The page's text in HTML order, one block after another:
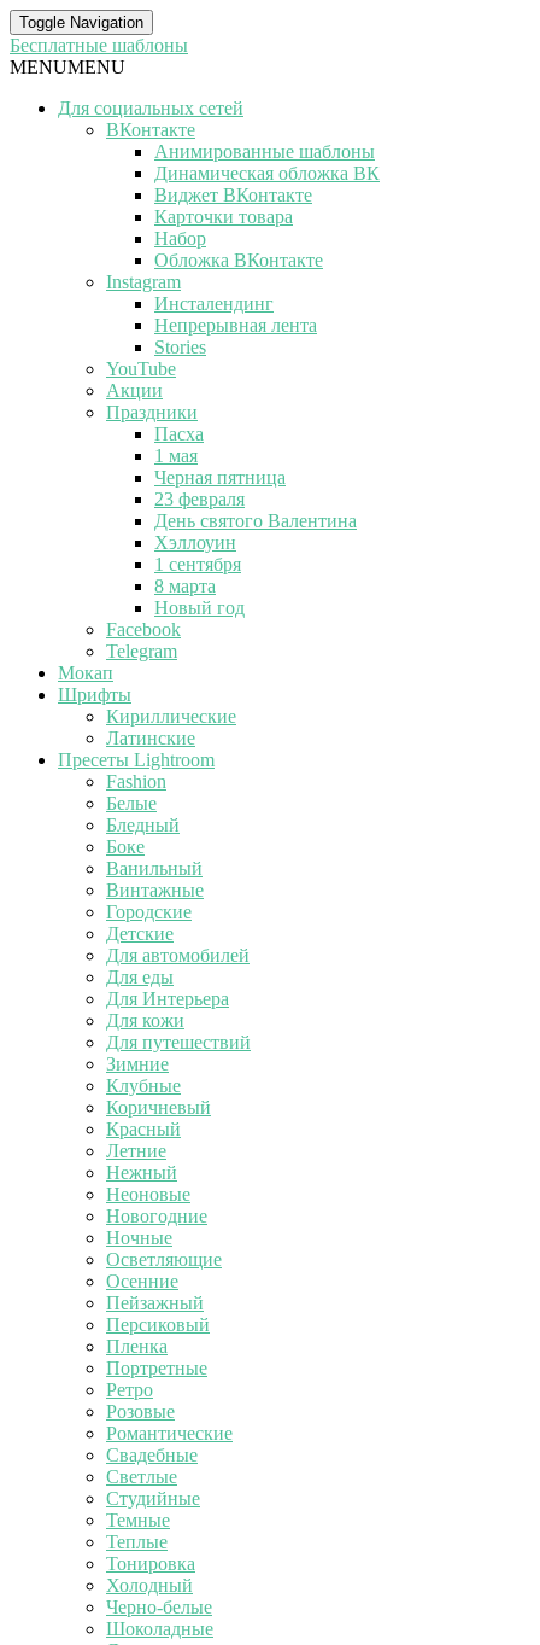
Toggle Navigation
Бесплатные шаблоны
MENUMENU
Для социальных сетей
ВКонтакте
Анимированные шаблоны
Динамическая обложка ВК
Виджет ВКонтакте
Карточки товара
Набор
Обложка ВКонтакте
Instagram
Инсталендинг
Непрерывная лента
Stories
YouTube
Акции
Праздники
Пасха
1 мая
Черная пятница
23 февраля
День святого Валентина
Хэллоуин
1 сентября
8 марта
Новый год
Facebook
Telegram
Мокап
Шрифты
Кириллические
Латинские
Пресеты Lightroom
Fashion
Белые
Бледный
Боке
Ванильный
Винтажные
Городские
Детские
Для автомобилей
Для еды
Для Интерьера
Для кожи
Для путешествий
Зимние
Клубные
Коричневый
Красный
Летние
Нежный
Неоновые
Новогодние
Ночные
Осветляющие
Осенние
Пейзажный
Персиковый
Пленка
Портретные
Ретро
Розовые
Романтические
Свадебные
Светлые
Студийные
Темные
Теплые
Тонировка
Холодный
Черно-белые
Шоколадные